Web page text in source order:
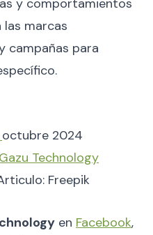
y comportamientos
marcas
campañas para
octubre 2024
Gazu Technology
Freepik
en Facebook,